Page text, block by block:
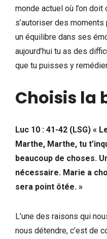
monde actuel où l’on
s’autoriser des
un équilibre dans ses
aujourd’hui tu as des
que tu puisses y
Choisis la
Luc 10 : 41-42 (LSG) «
Marthe, Marthe, tu
beaucoup de choses.
nécessaire. Marie a
sera point ôtée. »
L’une des raisons qui
nous détendre, c’est de